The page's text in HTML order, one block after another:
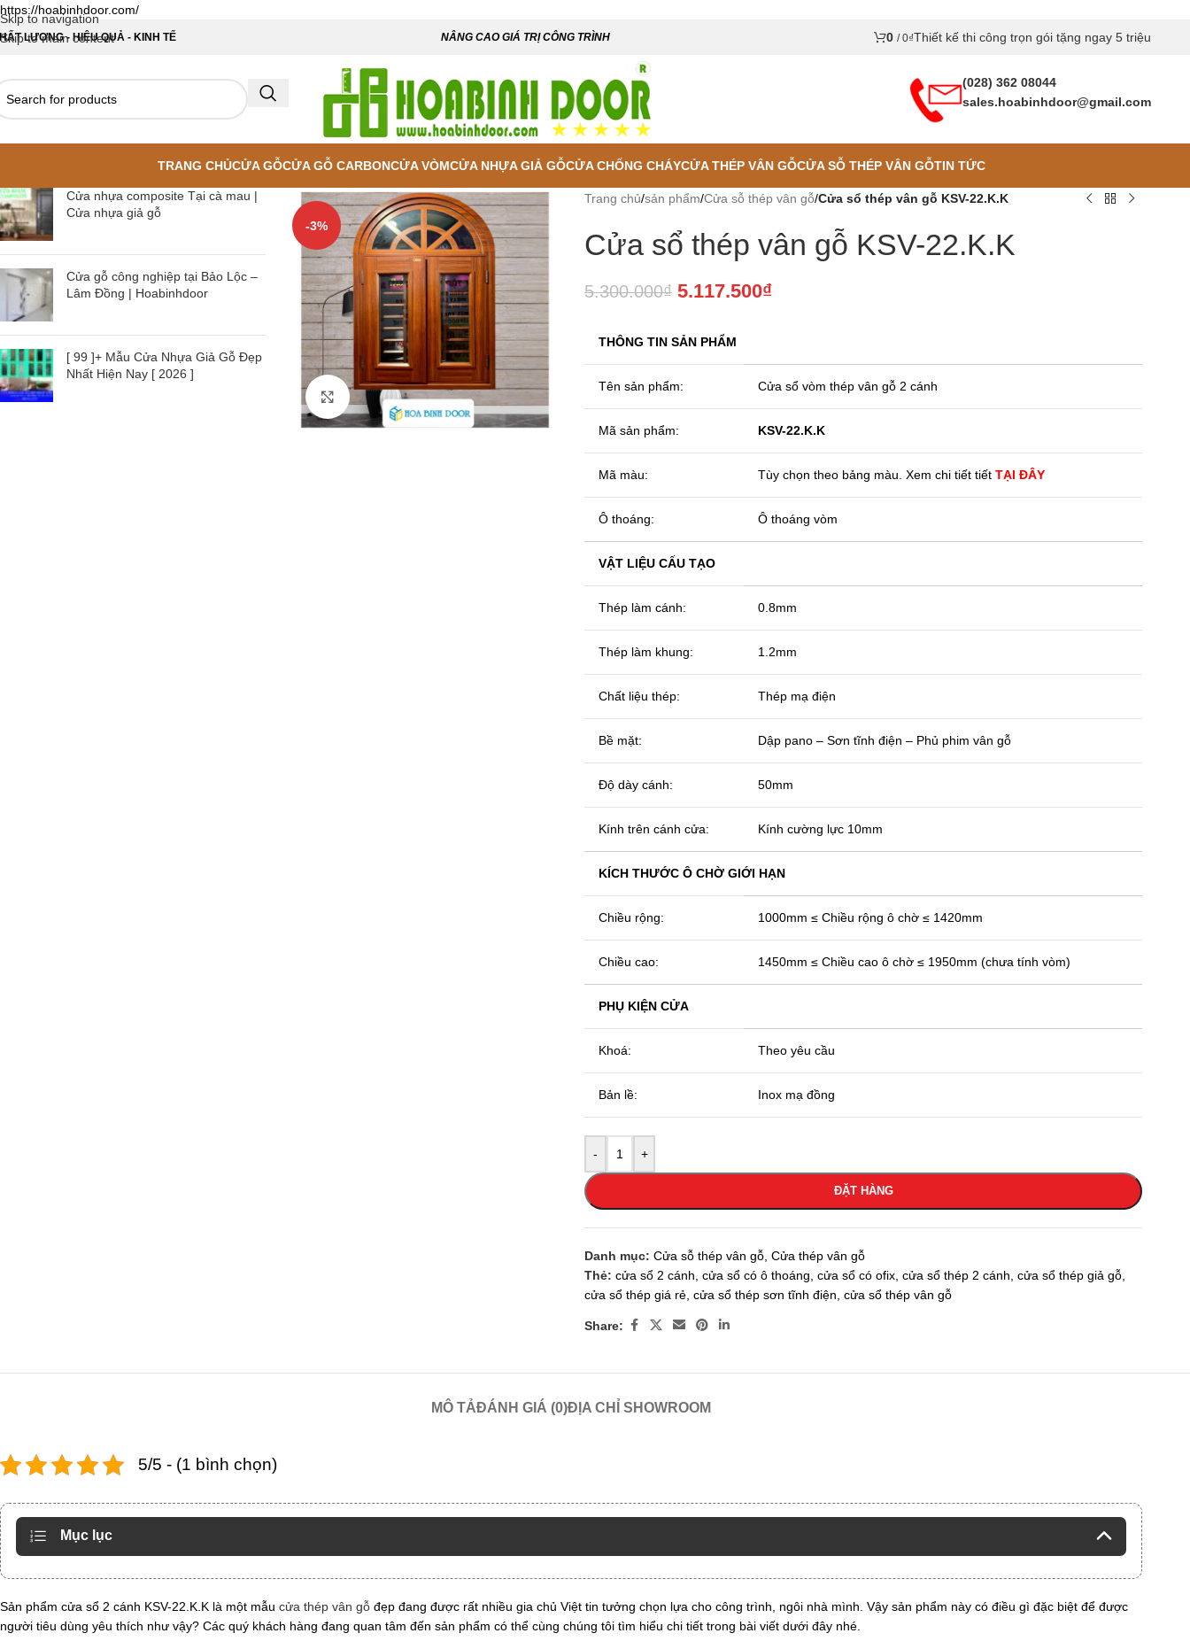
https://hoabinhdoor.com/
Skip to navigation
Skip to main content
LƯỢNG - HIỆU QUẢ - KINH TẾ NÂNG CAO GIÁ TRỊ CÔNG TRÌNH 0 / 0₫Thiết kế thi công trọn gói tặng ngay 5 triệu
(028) 362 08044
sales.hoabinhdoor@gmail.com
TRANG CHỦCỬA GỖCỬA GỖ CARBONCỬA VÒMCỬA NHỰA GIẢ GỖCỬA CHỐNG CHÁYCỬA THÉP VÂN GỖCỬA SỖ THÉP VÂN GỖTIN TỨC
Cửa nhựa composite Tại cà mau |
Cửa nhựa giả gỗ
Cửa gỗ công nghiệp tại Bảo Lộc –
Lâm Đồng | Hoabinhdoor
[ 99 ]+ Mẫu Cửa Nhựa Giả Gỗ Đẹp
Nhất Hiện Nay [ 2026 ]
-3%
Click to enlarge
Trang chủ/sản phẩm/Cửa sỗ thép vân gỗ/Cửa sổ thép vân gỗ KSV-22.K.K
Cửa sổ thép vân gỗ KSV-22.K.K
5.300.000₫ 5.117.500₫
THÔNG TIN SẢN PHẨM
Tên sản phẩm: Cửa sổ vòm thép vân gỗ 2 cánh
Mã sản phẩm: KSV-22.K.K
Mã màu: Tùy chọn theo bảng màu. Xem chi tiết tiết TẠI ĐÂY
Ô thoáng: Ô thoáng vòm
VẬT LIỆU CẤU TẠO
Thép làm cánh: 0.8mm
Thép làm khung: 1.2mm
Chất liệu thép: Thép mạ điện
Bề mặt: Dập pano – Sơn tĩnh điện – Phủ phim vân gỗ
Độ dày cánh: 50mm
Kính trên cánh cửa: Kính cường lực 10mm
KÍCH THƯỚC Ô CHỜ GIỚI HẠN
Chiều rộng: 1000mm ≤ Chiều rộng ô chờ ≤ 1420mm
Chiều cao: 1450mm ≤ Chiều cao ô chờ ≤ 1950mm (chưa tính vòm)
PHỤ KIỆN CỬA
Khoá: Theo yêu cầu
Bản lề: Inox mạ đồng
- +
ĐẶT HÀNG
Danh mục: Cửa sỗ thép vân gỗ Cửa thép vân gỗ
Thẻ: cửa sổ 2 cánh cửa sổ có ô thoáng cửa sổ có ofix cửa sổ thép 2 cánh cửa sổ thép giả gỗ
cửa sổ thép giá rẻ cửa sổ thép sơn tĩnh điện cửa sổ thép vân gỗ
Share:
MÔ TẢĐÁNH GIÁ (0)ĐỊA CHỈ SHOWROOM
5/5 - (1 bình chọn)
Mục lục
Sản phẩm cửa sổ 2 cánh KSV-22.K.K là một mẫu cửa thép vân gỗ đẹp đang được rất nhiều gia chủ Việt tin tưởng chọn lựa cho công trình, ngôi nhà mình. Vậy sản phẩm này có điều gì đặc biệt để được
người tiêu dùng yêu thích như vậy? Các quý khách hàng đang quan tâm đến sản phẩm có thể cùng chúng tôi tìm hiểu chi tiết trong bài viết dưới đây nhé.